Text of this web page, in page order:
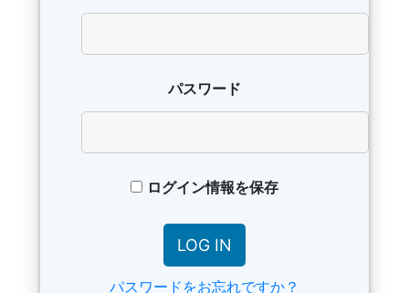
パスワード
ログイン情報を保存
パスワードをお忘れですか？